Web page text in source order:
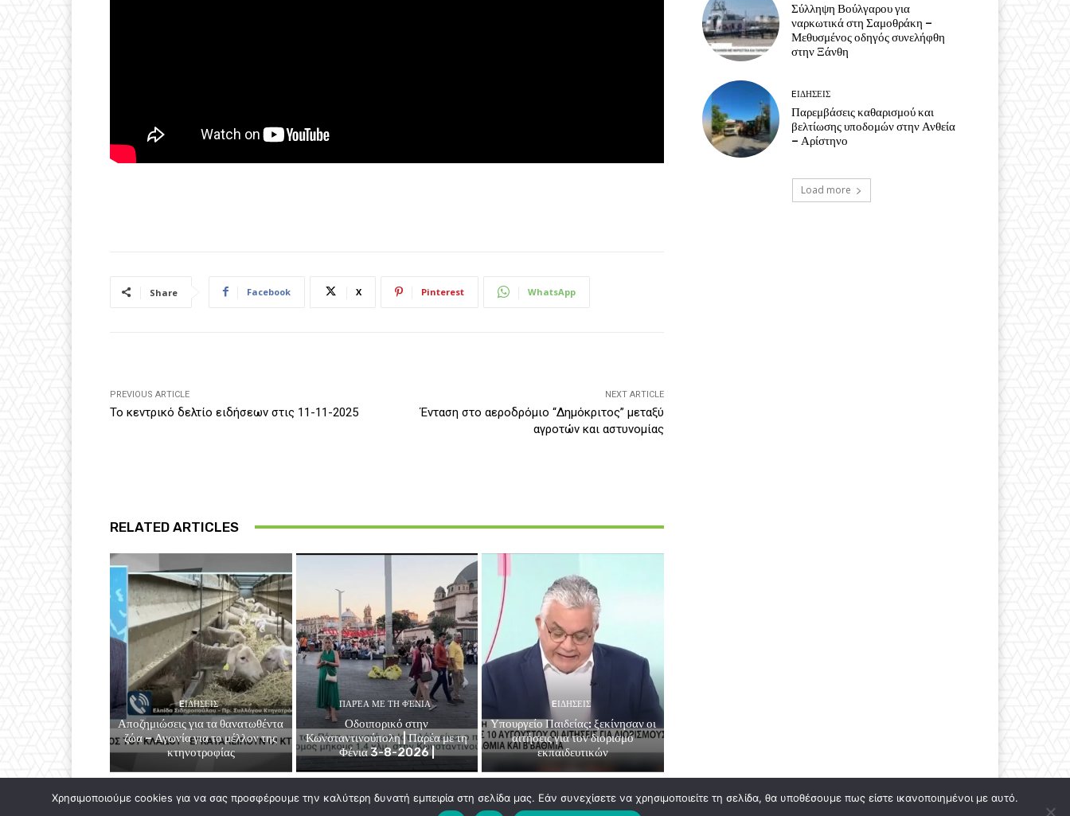
Share Facebook X Pinterest WhatsApp
PREVIOUS ARTICLE
Το κεντρικό δελτίο ειδήσεων στις 11-11-2025
NEXT ARTICLE
Ένταση στο αεροδρόμιο “Δημόκριτος” μεταξύ
αγροτών και αστυνομίας
RELATED ARTICLES
EΙΔΗΣΕΙΣ
Αποζημιώσεις για τα θανατωθέντα
ζώα – Αγωνία για το μέλλον της
κτηνοτροφίας
ΠΑΡΈΑ ΜΕ ΤΗ ΦΈΝΙΑ
Οδοιπορικό στην
Κωνσταντινούπολη | Παρέα με τη
Φένια 3-8-2026 |
EΙΔΗΣΕΙΣ
Υπουργείο Παιδείας: ξεκίνησαν οι
αιτήσεις για τον διορισμό
εκπαιδευτικών
Σύλληψη Βούλγαρου για
ναρκωτικά στη Σαμοθράκη –
Μεθυσμένος οδηγός συνελήφθη
στην Ξάνθη
EΙΔΗΣΕΙΣ
Παρεμβάσεις καθαρισμού και
βελτίωσης υποδομών στην Ανθεία
– Αρίστηνο
Load more
Χρησιμοποιούμε cookies για να σας προσφέρουμε την καλύτερη δυνατή εμπειρία στη σελίδα μας. Εάν συνεχίσετε να χρησιμοποιείτε τη σελίδα, θα υποθέσουμε πως είστε ικανοποιημένοι με αυτό.